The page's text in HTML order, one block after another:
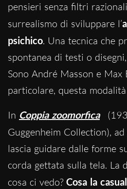
pensieri senza filtri
surrealismo di sviluppare l’
psichico. Una tecnica che
spontanea di testi o
Sono André Masson e Max
particolare, questa
In Coppia zoomorfica
Guggenheim Collection), ad
lascia guidare dalle forme
corda gettata sulla tela. La
cosa ci vedo? Cosa la